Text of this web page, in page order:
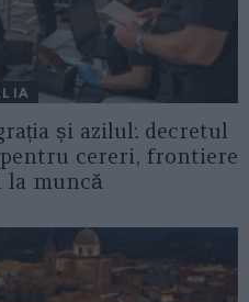
și azilul: decretul
cereri, frontiere
la muncă